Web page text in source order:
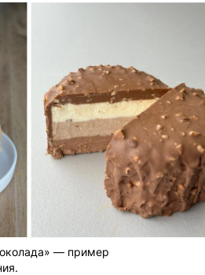
— пример